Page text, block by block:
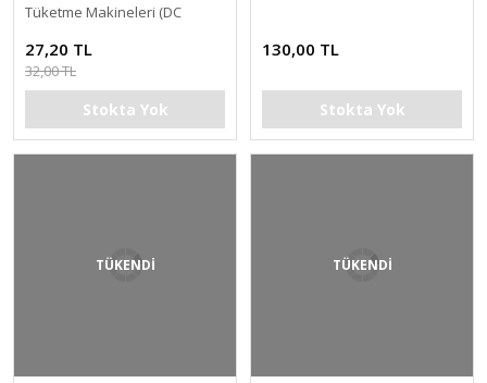
Tüketme Makineleri (DC
27,20 TL
32,00 TL
Stokta Yok
130,00 TL
Stokta Yok
TÜKENDİ TÜKENDİ